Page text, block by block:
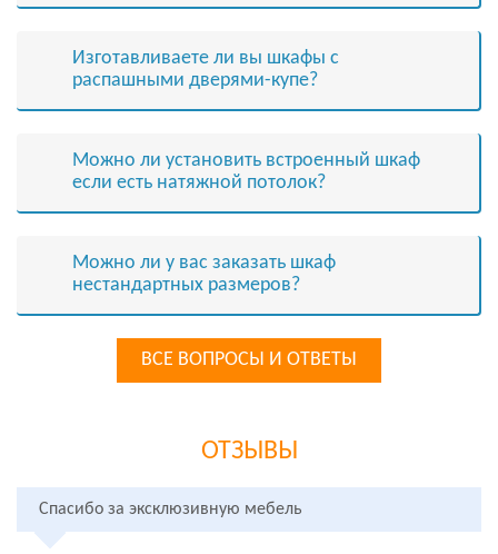
Изготавливаете ли вы шкафы с
распашными дверями-купе?
Можно ли установить встроенный шкаф
если есть натяжной потолок?
Можно ли у вас заказать шкаф
нестандартных размеров?
ВСЕ ВОПРОСЫ И ОТВЕТЫ
ОТЗЫВЫ
Спасибо за эксклюзивную мебель